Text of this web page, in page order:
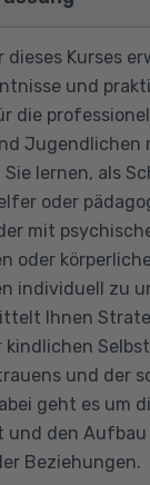
dieses Kurses
und
die
Jugendlichen
lernen, als
oder
mit
oder
individuell zu
Ihnen
kindlichen
und der
geht es um
und den Aufbau
Beziehungen.